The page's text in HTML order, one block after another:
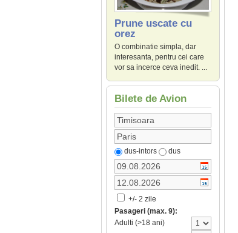
Prune uscate cu
orez
O combinatie simpla, dar
interesanta, pentru cei care
vor sa incerce ceva inedit. ...
Bilete de Avion
dus-intors dus
+/- 2 zile
Pasageri (max. 9):
Adulti (>18 ani)